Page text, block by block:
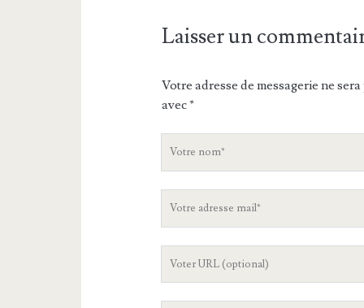
Laisser un
Votre adresse de messagerie ne
avec*
V
n
m
V
a
L